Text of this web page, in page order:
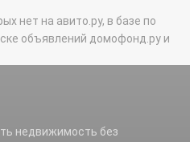
нет на авито.ру, в базе по
объявлений домофонд.ру и
недвижимость без